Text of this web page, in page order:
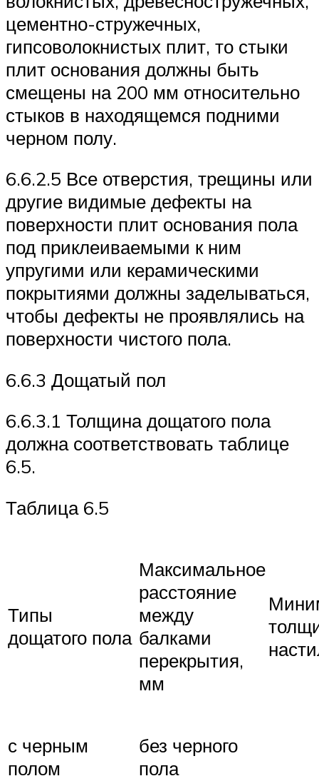
цементно-стружечных,
гипсоволокнистых плит, то стыки
плит основания должны быть
смещены на 200 мм относительно
стыков в находящемся подними
черном полу.
6.6.2.5 Все отверстия, трещины или
другие видимые дефекты на
поверхности плит основания пола
под приклеиваемыми к ним
упругими или керамическими
покрытиями должны заделываться,
чтобы дефекты не проявлялись на
поверхности чистого пола.
6.6.3 Дощатый пол
6.6.3.1 Толщина дощатого пола
должна соответствовать таблице
6.5.
Таблица 6.5
Типы
дощатого пола
Максимальное
расстояние
между
балками
перекрытия,
мм
с черным
полом
без черного
пола